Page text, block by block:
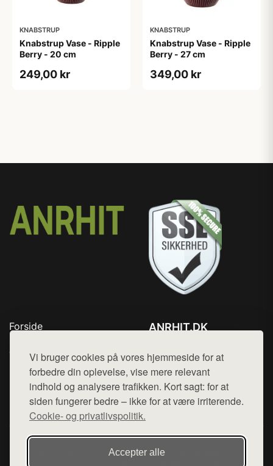
Vi bruger cookies på vores hjemmeside for at
forbedre din oplevelse, vise mere relevant
indhold og analysere trafikken. Kort sagt: for at
siden fungerer bedre – ikke for at være irriterende.
Cookie- og privatlivspolitik.
Accepter alle
KNABSTRUP
Knabstrup Vase - Ripple
Berry - 20 cm
249,00 kr
KNABSTRUP
Knabstrup Vase - Ripple
Berry - 27 cm
349,00 kr
Forside
Top Rabatter
Blog
Kontakt
ANRHIT.DK
Mail: hej@want.dk
Cookie- og privatlivspolitik
Denne side er en del af want.dk, der udgiver en række